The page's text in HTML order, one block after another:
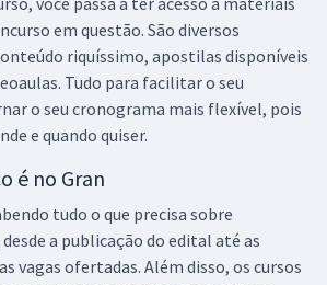
em questão. São diversos
riquíssimo, apostilas disponíveis
Tudo para facilitar o seu
o seu cronograma mais flexível, pois
e quando quiser.
é no Gran
tudo o que precisa sobre
a publicação do edital até as
vagas ofertadas. Além disso, os cursos